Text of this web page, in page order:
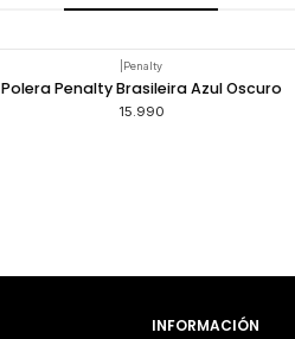
Penalty
Polera Penalty Brasileira Azul Oscuro
15.990
INFORMACIÓN